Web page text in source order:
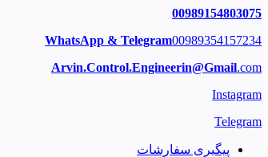
00989154803075
WhatsApp & Telegram00989354157234
Arvin.Control.Engineerin@Gmail.com
Instagram
Telegram
پیگیری سفارشات